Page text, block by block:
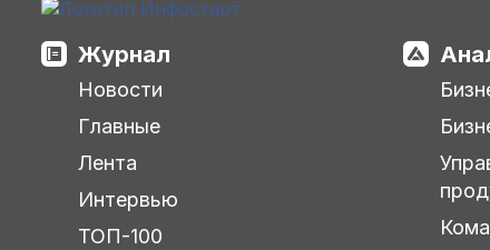
Журнал
Новости
Главные
Лента
Интервью
ТОП-100